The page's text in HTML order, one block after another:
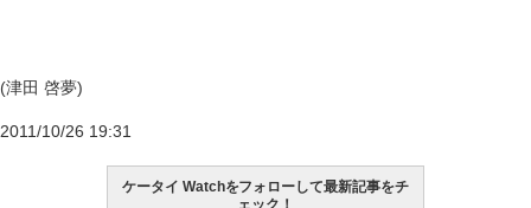
(津田 啓夢)
2011/10/26 19:31
ケータイ Watchをフォローして最新記事をチ
ェック！